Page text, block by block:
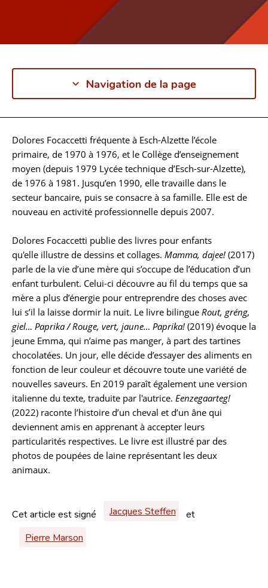
Navigation de la page
Biographie
Dolores Focaccetti fréquente à Esch-Alzette l’école
primaire, de 1970 à 1976, et le Collège d’enseignement
moyen (depuis 1979 Lycée technique d’Esch-sur-Alzette),
de 1976 à 1981. Jusqu’en 1990, elle travaille dans le
secteur bancaire, puis se consacre à sa famille. Elle est de
nouveau en activité professionnelle depuis 2007.
Dolores Focaccetti publie des livres pour enfants
qu'elle illustre de dessins et collages. Mamma, dajee! (2017)
parle de la vie d’une mère qui s’occupe de l’éducation d’un
enfant turbulent. Celui-ci découvre au fil du temps que sa
mère a plus d’énergie pour entreprendre des choses avec
lui s’il la laisse dormir la nuit. Le livre bilingue Rout, gréng,
giel… Paprika / Rouge, vert, jaune… Paprika! (2019) évoque la
jeune Emma, qui n’aime pas manger, à part des tartines
chocolatées. Un jour, elle décide d’essayer des aliments en
fonction de leur couleur et découvre toute une variété de
nouvelles saveurs. En 2019 paraît également une version
italienne du texte, traduite par l'autrice. Eenzegaarteg!
(2022) raconte l’histoire d’un cheval et d’un âne qui
deviennent amis en apprenant à accepter leurs
particularités respectives. Le livre est illustré par des
photos de poupées de laine représentant les deux
animaux.
Cet article est signé Jacques Steffen
et
Pierre Marson